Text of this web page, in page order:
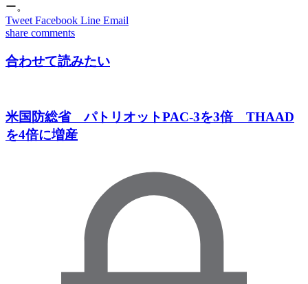
ー。
Tweet Facebook Line Email
share comments
合わせて読みたい
米国防総省 パトリオットPAC-3を3倍 THAAD
を4倍に増産